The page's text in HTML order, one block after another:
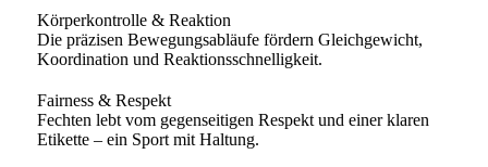
Körperkontrolle & Reaktion
Die präzisen Bewegungsabläufe fördern Gleichgewicht,
Koordination und Reaktionsschnelligkeit.
Fairness & Respekt
Fechten lebt vom gegenseitigen Respekt und einer klaren
Etikette – ein Sport mit Haltung.